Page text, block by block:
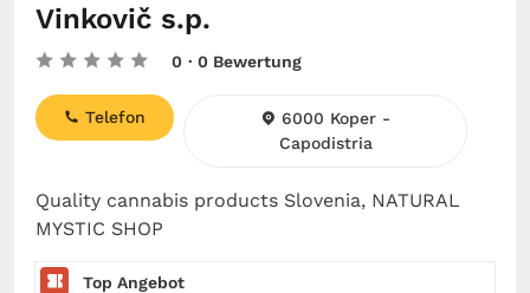
Vinkovič s.p.
0 · 0 Bewertung
Quality cannabis products Slovenia, NATURAL
MYSTIC SHOP
Telefon
6000 Koper -
Capodistria
Top Angebot